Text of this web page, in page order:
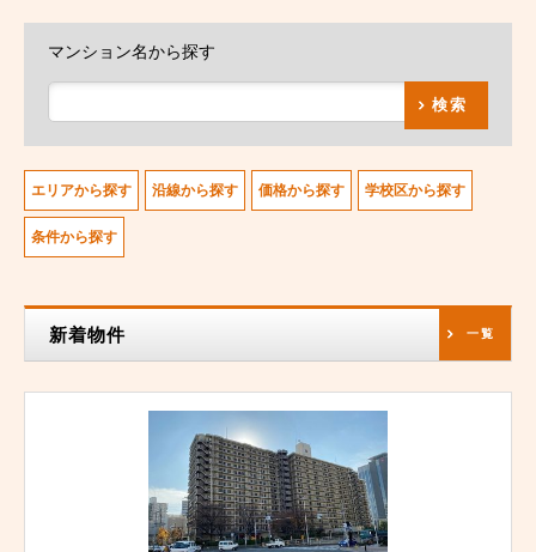
マンション名から探す
検索
エリアから探す 沿線から探す 価格から探す 学校区から探す
条件から探す
新着物件 一覧